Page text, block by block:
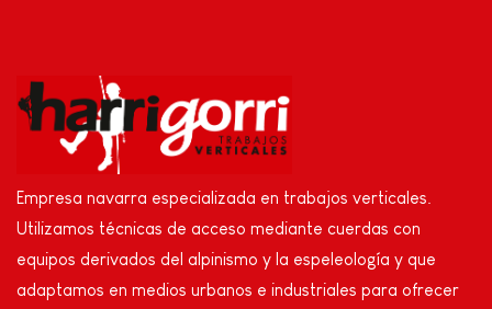
Empresa navarra especializada en trabajos verticales.
Utilizamos técnicas de acceso mediante cuerdas con
equipos derivados del alpinismo y la espeleología y que
adaptamos en medios urbanos e industriales para ofrecer